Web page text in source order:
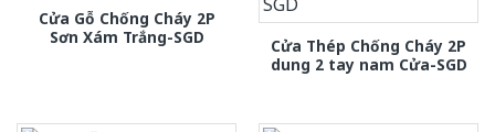
Cửa Gỗ Chống Cháy 2P
Sơn Xám Trắng-SGD
Cửa Thép Chống Cháy 2P
dung 2 tay nam Cửa-SGD